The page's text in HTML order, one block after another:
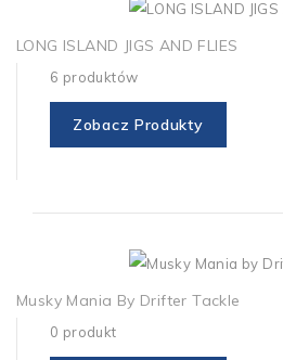
LONG ISLAND JIGS AND FLIES
6 produktów
Zobacz Produkty
Musky Mania By Drifter Tackle
0 produkt